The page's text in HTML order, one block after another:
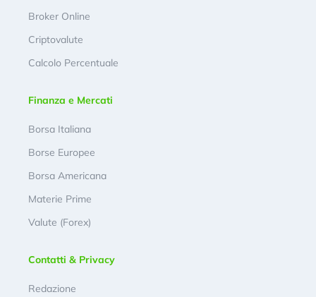
Broker Online
Criptovalute
Calcolo Percentuale
Finanza e Mercati
Borsa Italiana
Borse Europee
Borsa Americana
Materie Prime
Valute (Forex)
Contatti & Privacy
Redazione